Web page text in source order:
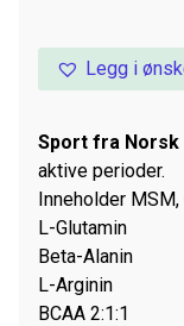
Legg i
Sport fra Norsk
aktive perioder.
Inneholder
L-Glutamin
Beta-Alanin
L-Arginin
BCAA 2:1:1